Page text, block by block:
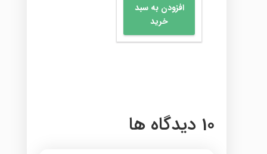
افزودن به سبد
خرید
10 دیدگاه ها